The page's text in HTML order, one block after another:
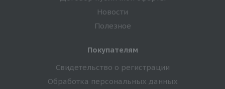
Новости
Полезное
Покупателям
Свидетельство о регистрации
Обработка персональных данных